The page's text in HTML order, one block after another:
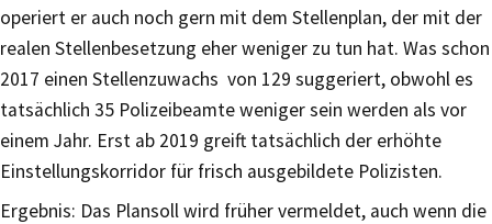
operiert er auch noch gern mit dem Stellenplan, der mit der
realen Stellenbesetzung eher weniger zu tun hat. Was schon
2017 einen Stellenzuwachs von 129 suggeriert, obwohl es
tatsächlich 35 Polizeibeamte weniger sein werden als vor
einem Jahr. Erst ab 2019 greift tatsächlich der erhöhte
Einstellungskorridor für frisch ausgebildete Polizisten.
Ergebnis: Das Plansoll wird früher vermeldet, auch wenn die